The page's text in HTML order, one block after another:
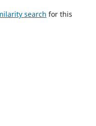
search for this